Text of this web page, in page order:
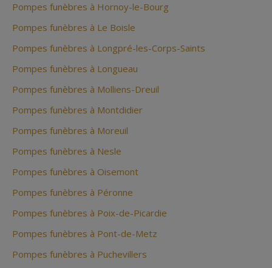
Pompes funèbres à Hornoy-le-Bourg
Pompes funèbres à Le Boisle
Pompes funèbres à Longpré-les-Corps-Saints
Pompes funèbres à Longueau
Pompes funèbres à Molliens-Dreuil
Pompes funèbres à Montdidier
Pompes funèbres à Moreuil
Pompes funèbres à Nesle
Pompes funèbres à Oisemont
Pompes funèbres à Péronne
Pompes funèbres à Poix-de-Picardie
Pompes funèbres à Pont-de-Metz
Pompes funèbres à Puchevillers